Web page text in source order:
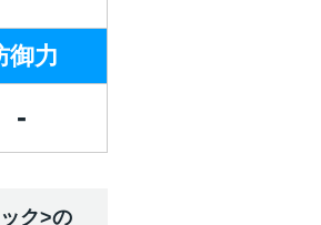
御力
-
ク>の